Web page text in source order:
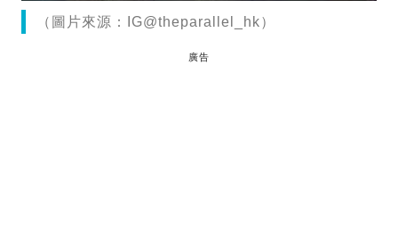
（圖片來源：IG@theparallel_hk）
廣告